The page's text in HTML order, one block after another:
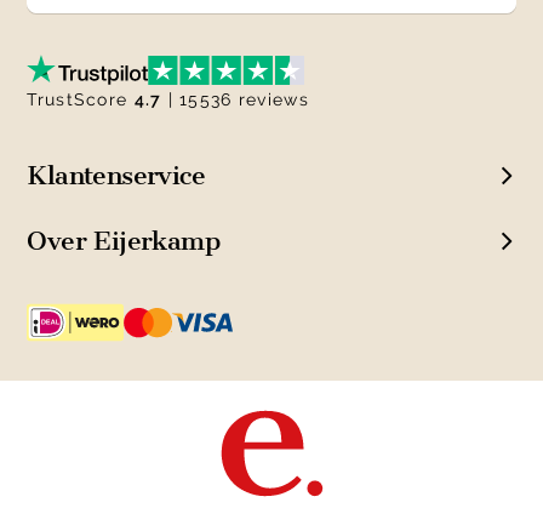
Klantenservice
Over Eijerkamp
TrustScore 4.7 | 15536 reviews